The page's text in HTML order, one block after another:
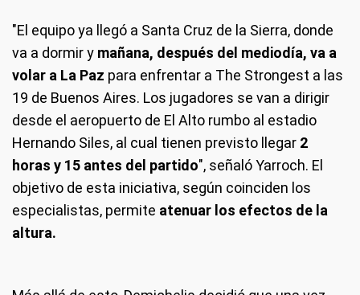
"El equipo ya llegó a Santa Cruz de la Sierra, donde
va a dormir y mañana, después del mediodía, va a
volar a La Paz para enfrentar a The Strongest a las
19 de Buenos Aires. Los jugadores se van a dirigir
desde el aeropuerto de El Alto rumbo al estadio
Hernando Siles, al cual tienen previsto llegar 2
horas y 15 antes del partido", señaló Yarroch. El
objetivo de esta iniciativa, según coinciden los
especialistas, permite atenuar los efectos de la
altura.